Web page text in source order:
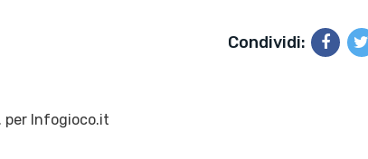
Condividi:
per Infogioco.it